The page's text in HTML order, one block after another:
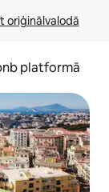
oriģinālvalodā
platformā